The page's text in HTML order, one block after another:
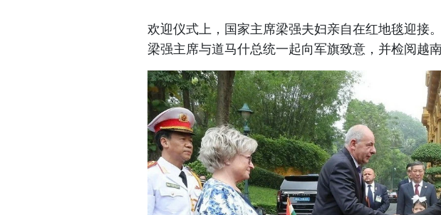
欢迎仪式上，国家主席梁强夫妇亲自在红地毯迎接
梁强主席与道马什总统一起向军旗致意，并检阅越